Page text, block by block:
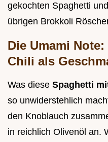
gekochten Spaghetti
übrigen Brokkoli
Die Umami
Chili als
Was diese Spaghetti
so unwiderstehlich
den Knoblauch
in reichlich Olivenöl an.